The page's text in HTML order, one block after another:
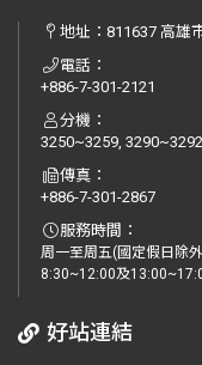
地址：811637 高雄
電話：
+886-7-301-2121
分機：
3250~3259, 3290~3292
傳真：
+886-7-301-2867
服務時間：
周一至周五(國定假日除
8:30~12:00及
好站連結